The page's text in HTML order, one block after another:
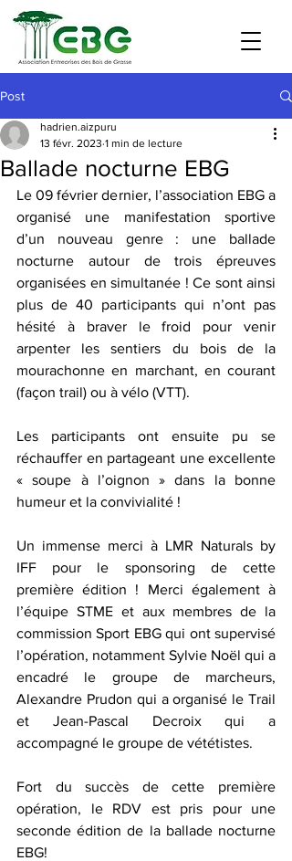
Post
Ballade nocturne EBG
hadrien.aizpuru
13 févr. 2023 1 min de lecture
Le 09 février dernier, l’association EBG a
organisé une manifestation sportive
d’un nouveau genre : une ballade
nocturne autour de trois épreuves
organisées en simultanée ! Ce sont ainsi
plus de 40 participants qui n’ont pas
hésité à braver le froid pour venir
arpenter les sentiers du bois de la
mourachonne en marchant, en courant
(façon trail) ou à vélo (VTT).
Les participants ont ensuite pu se
réchauffer en partageant une excellente
« soupe à l’oignon » dans la bonne
humeur et la convivialité !
Un immense merci à LMR Naturals by
IFF pour le sponsoring de cette
première édition ! Merci également à
l’équipe STME et aux membres de la
commission Sport EBG qui ont supervisé
l’opération, notamment Sylvie Noël qui a
encadré le groupe de marcheurs,
Alexandre Prudon qui a organisé le Trail
et Jean-Pascal Decroix qui a
accompagné le groupe de vététistes.
Fort du succès de cette première
opération, le RDV est pris pour une
seconde édition de la ballade nocturne
EBG!